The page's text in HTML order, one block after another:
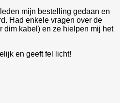
mijn bestelling gedaan en
Had enkele vragen over de
dim kabel) en ze hielpen mij het
en geeft fel licht!